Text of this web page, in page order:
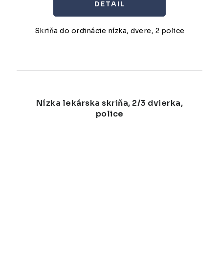
DETAIL
Skriňa do ordinácie nízka, dvere, 2 police
Nízka lekárska skriňa, 2/3 dvierka,
police